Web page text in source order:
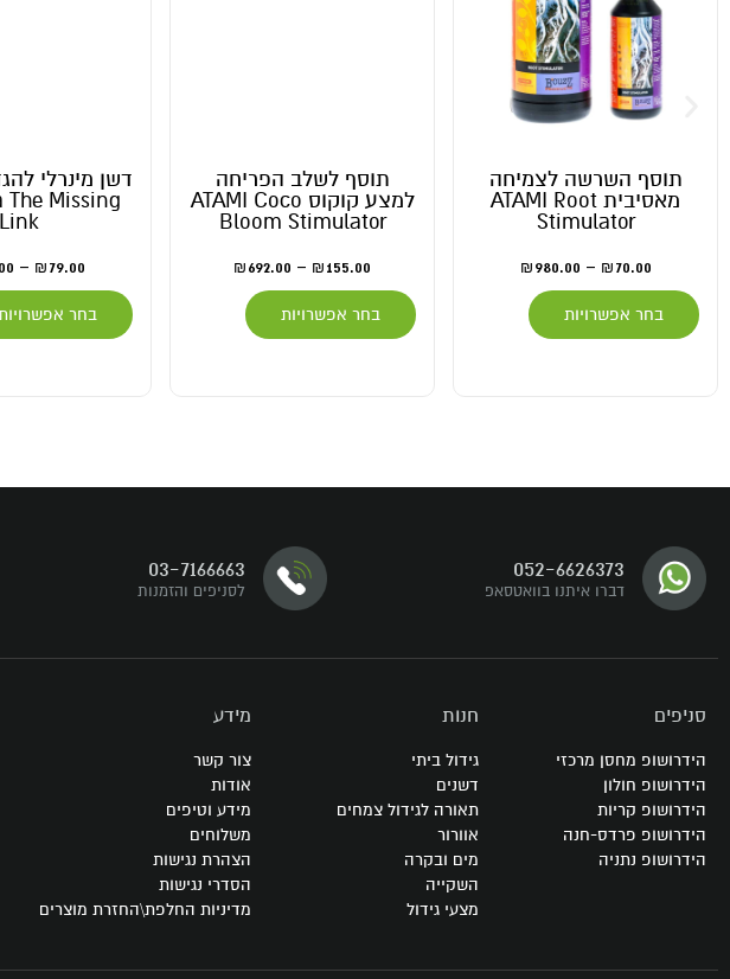
תוסף השרשה לצמיחה
מאסיבית ATAMI Root
Stimulator
₪70.00
–
₪980.00
בחר אפשרויות
תוסף לשלב הפריחה
למצע קוקוס ATAMI Coco
Bloom Stimulator
₪155.00
–
₪692.00
בחר אפשרויות
דשן מינרלי
The Missing
Link
₪79.00
–
בחר
עקבו אחרינו
052-6626373
דברו איתנו בוואטסאפ
03-7166663
לסניפים והזמנות
סניפים
הידרושופ מחסן מרכזי
הידרושופ חולון
הידרושופ קריות
הידרושופ פרדס-חנה
הידרושופ נתניה
חנות
גידול ביתי
דשנים
תאורה לגידול צמחים
אוורור
מים ובקרה
השקייה
מצעי גידול
מידע
צור קשר
אודות
מידע וטיפים
משלוחים
הצהרת נגישות
הסדרי נגישות
מדיניות החלפת\החזרת מוצרים